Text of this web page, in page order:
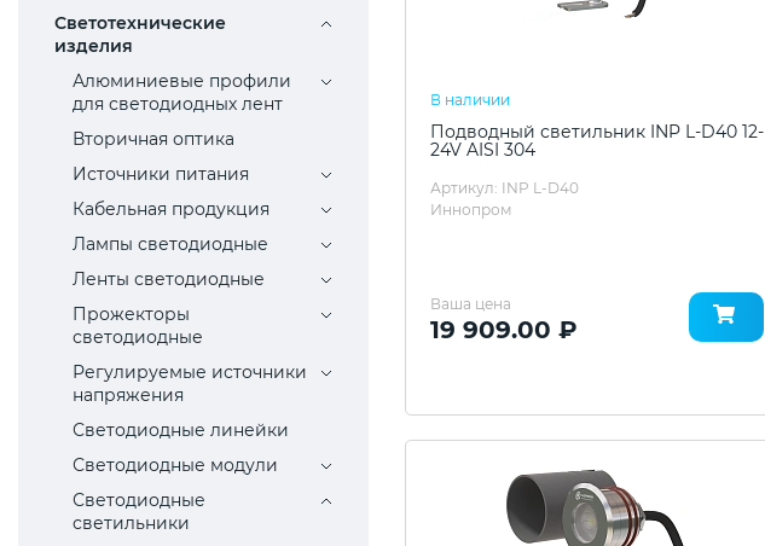
Светотехнические
изделия
Алюминиевые профили
для светодиодных лент
Вторичная оптика
Источники питания
Кабельная продукция
Лампы светодиодные
Ленты светодиодные
Прожекторы
светодиодные
Регулируемые источники
напряжения
Светодиодные линейки
Светодиодные модули
Светодиодные
светильники
В наличии
Подводный светильник INP L-D40 12-
24V AISI 304
Артикул: INP L-D40
Иннопром
Ваша цена
19 909.00 ₽